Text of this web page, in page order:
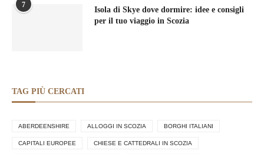
7
Isola di Skye dove dormire: idee e consigli
per il tuo viaggio in Scozia
TAG PIÙ CERCATI
ABERDEENSHIRE ALLOGGI IN SCOZIA BORGHI ITALIANI
CAPITALI EUROPEE CHIESE E CATTEDRALI IN SCOZIA